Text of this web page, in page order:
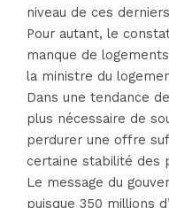
niveau de ces
Pour autant, le
manque de
la ministre du
Dans une tendance
plus nécessaire de
perdurer une offre
certaine stabilité des
Le message du
puisque 350 millions